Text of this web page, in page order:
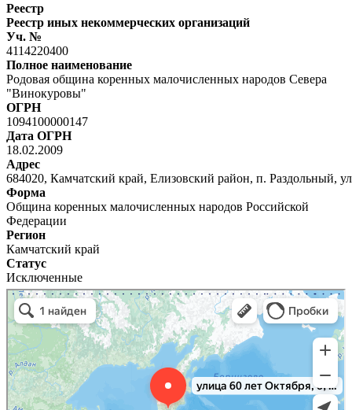
Реестр
Реестр иных некоммерческих организаций
Уч. №
4114220400
Полное наименование
Родовая община коренных малочисленных народов Севера
"Винокуровы"
ОГРН
1094100000147
Дата ОГРН
18.02.2009
Адрес
684020, Камчатский край, Елизовский район, п. Раздольный,
Форма
Община коренных малочисленных народов Российской
Федерации
Регион
Камчатский край
Статус
Исключенные